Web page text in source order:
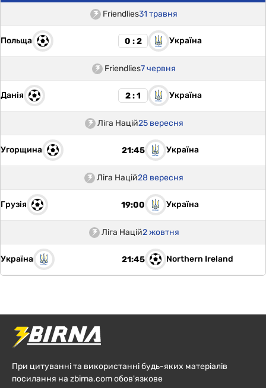
Friendlies31 травня
Польща 0 : 2 Україна
Friendlies7 червня
Данія 2 : 1 Україна
Ліга Націй25 вересня
Угорщина 21:45 Україна
Ліга Націй28 вересня
Грузія 19:00 Україна
Ліга Націй2 жовтня
Україна 21:45 Northern Ireland
При цитуванні та використанні будь-яких матеріалів
посилання на zbirna.com обов'язкове